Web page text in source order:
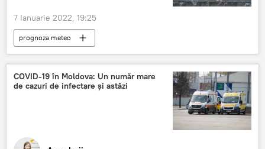
7 Ianuarie 2022, 19:25
prognoza meteo
COVID-19 în Moldova: Un număr mare
de cazuri de infectare și astăzi